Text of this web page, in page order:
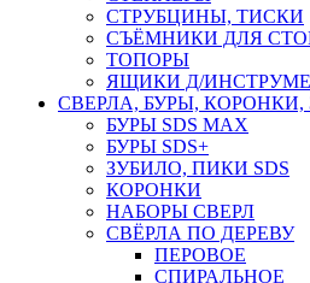
СТРУБЦИНЫ, ТИСКИ
СЪЁМНИКИ ДЛЯ
ТОПОРЫ
ЯЩИКИ Д/
СВЕРЛА, БУРЫ, КОРОНКИ,
БУРЫ SDS MAX
БУРЫ SDS+
ЗУБИЛО, ПИКИ SDS
КОРОНКИ
НАБОРЫ СВЕРЛ
СВЁРЛА ПО ДЕРЕВУ
ПЕРОВОЕ
СПИРАЛЬНОЕ